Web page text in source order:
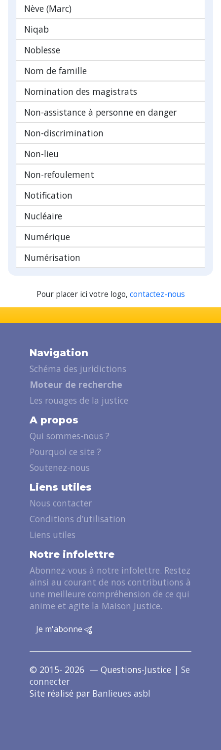
Nève (Marc)
Niqab
Noblesse
Nom de famille
Nomination des magistrats
Non-assistance à personne en danger
Non-discrimination
Non-lieu
Non-refoulement
Notification
Nucléaire
Numérique
Numérisation
Pour placer ici votre logo, contactez-nous
Navigation
Schéma des juridictions
Moteur de recherche
Les rouages de la justice
A propos
Qui sommes-nous ?
Pourquoi ce site ?
Soutenez-nous
Liens utiles
Nous contacter
Conditions d’utilisation
Liens utiles
Notre infolettre
Abonnez-vous à notre infolettre. Restez
ainsi au courant de nos contributions à
une meilleure compréhension de ce qui
anime et agite la Maison Justice.
Je m'abonne
© 2015- 2026 — Questions-Justice | Se
connecter
Site réalisé par Banlieues asbl